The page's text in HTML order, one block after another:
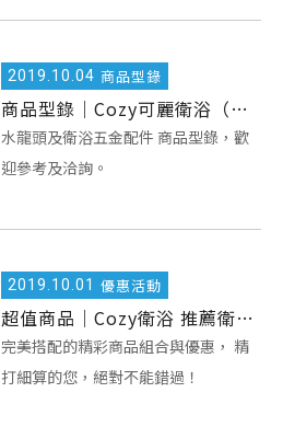
2019. 10.04 商品型錄
商品型錄｜Cozy可麗衛浴（水龍頭/衛浴配件）
水龍頭及衛浴五金配件 商品型錄，歡
迎參考及洽詢。
2019. 10.01 優惠活動
超值商品｜Cozy衛浴 推薦衛浴套組... 熱銷搶購中！
完美搭配的精彩商品組合與優惠， 精
打細算的您，絕對不能錯過！